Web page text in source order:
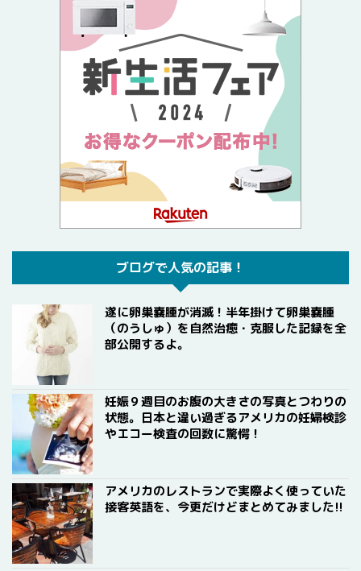
ブログで人気の記事！
遂に卵巣嚢腫が消滅！半年掛けて卵巣嚢腫
（のうしゅ）を自然治癒・克服した記録を全
部公開するよ。
妊娠９週目のお腹の大きさの写真とつわりの
状態。日本と違い過ぎるアメリカの妊婦検診
やエコー検査の回数に驚愕！
アメリカのレストランで実際よく使っていた
接客英語を、今更だけどまとめてみました!!